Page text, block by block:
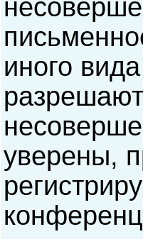
иного
уверены,